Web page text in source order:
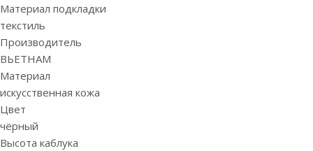
Материал подкладки
текстиль
Производитель
ВЬЕТНАМ
Материал
искусственная кожа
Цвет
чёрный
Высота каблука